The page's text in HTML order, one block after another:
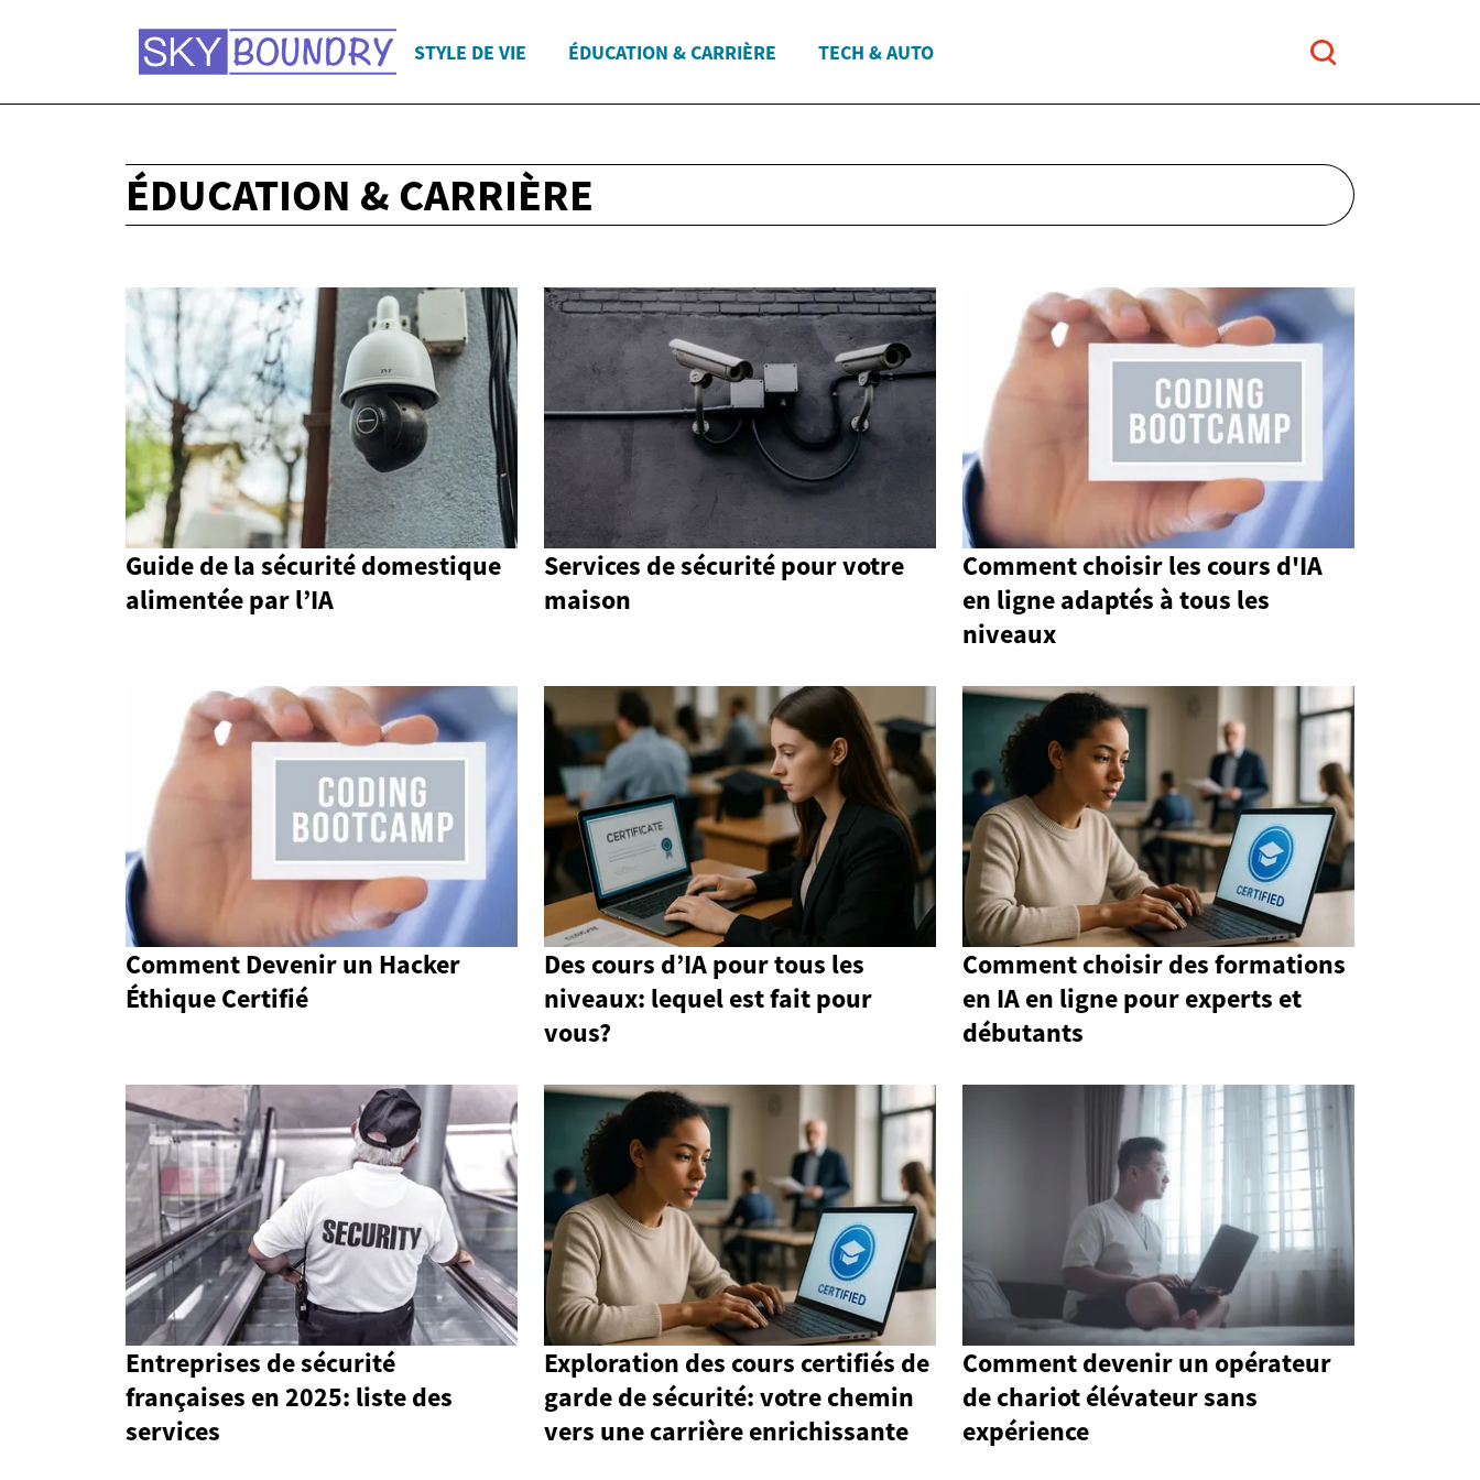
STYLE DE VIE ÉDUCATION & CARRIÈRE TECH & AUTO
ÉDUCATION & CARRIÈRE
Guide de la sécurité domestique
alimentée par l’IA
Services de sécurité pour votre
maison
Comment choisir les cours d'IA
en ligne adaptés à tous les
niveaux
Comment Devenir un Hacker
Éthique Certifié
Des cours d’IA pour tous les
niveaux: lequel est fait pour
vous?
Comment choisir des formations
en IA en ligne pour experts et
débutants
Entreprises de sécurité
françaises en 2025: liste des
services
Exploration des cours certifiés de
garde de sécurité: votre chemin
vers une carrière enrichissante
Comment devenir un opérateur
de chariot élévateur sans
expérience